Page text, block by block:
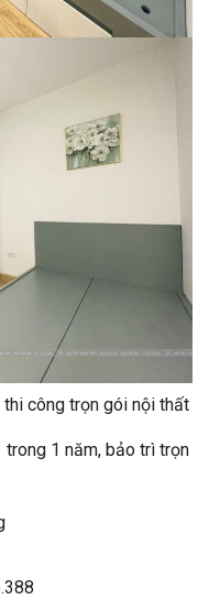
công trọn gói nội thất
trong 1 năm, bảo trì trọn